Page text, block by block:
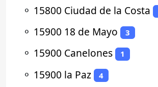
⚬ 15800 Ciudad de la Costa
⚬ 15900 18 de Mayo 3
⚬ 15900 Canelones 1
⚬ 15900 la Paz 4